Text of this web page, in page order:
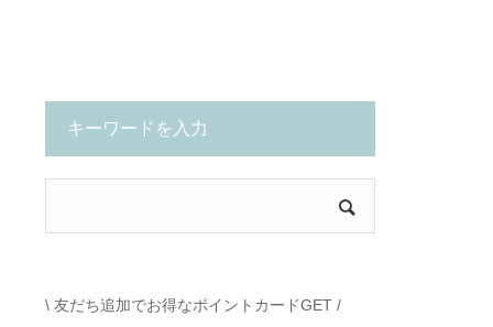
キーワードを入力
\ 友だち追加でお得なポイントカードGET /